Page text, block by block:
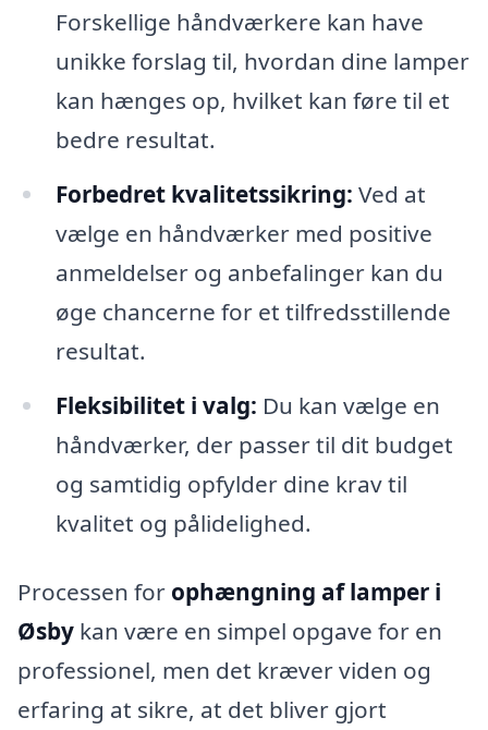
Forskellige håndværkere kan have
unikke forslag til, hvordan dine lamper
kan hænges op, hvilket kan føre til et
bedre resultat.
Forbedret kvalitetssikring: Ved at
vælge en håndværker med positive
anmeldelser og anbefalinger kan du
øge chancerne for et tilfredsstillende
resultat.
Fleksibilitet i valg: Du kan vælge en
håndværker, der passer til dit budget
og samtidig opfylder dine krav til
kvalitet og pålidelighed.
Processen for ophængning af lamper i
Øsby kan være en simpel opgave for en
professionel, men det kræver viden og
erfaring at sikre, at det bliver gjort